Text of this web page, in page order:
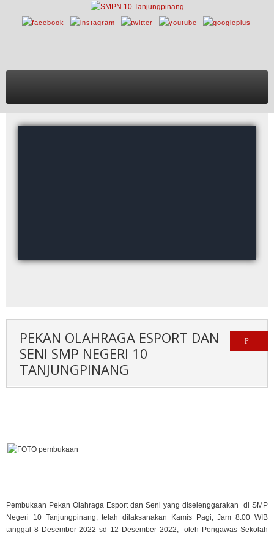
PEKAN OLAHRAGA ESPORT DAN
SENI SMP NEGERI 10
TANJUNGPINANG
Pembukaan Pekan Olahraga Esport dan Seni yang diselenggarakan di SMP
Negeri 10 Tanjungpinang, telah dilaksanakan Kamis Pagi, Jam 8.00 WIB
tanggal 8 Desember 2022 sd 12 Desember 2022, oleh Pengawas Sekolah